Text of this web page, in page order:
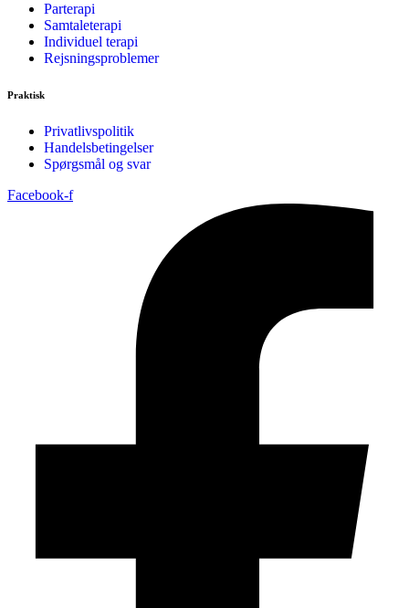
Parterapi
Samtaleterapi
Individuel terapi
Rejsningsproblemer
Praktisk
Privatlivspolitik
Handelsbetingelser
Spørgsmål og svar
Facebook-f